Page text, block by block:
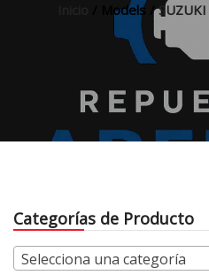
/ Models /SUZUKI
Categorías de Producto
Selecciona una categoría